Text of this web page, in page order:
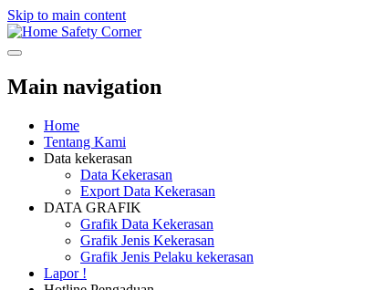
Skip to main content
Safety Corner
Main navigation
Home
Tentang Kami
Data kekerasan
Data Kekerasan
Export Data Kekerasan
DATA GRAFIK
Grafik Data Kekerasan
Grafik Jenis Kekerasan
Grafik Jenis Pelaku kekerasan
Lapor !